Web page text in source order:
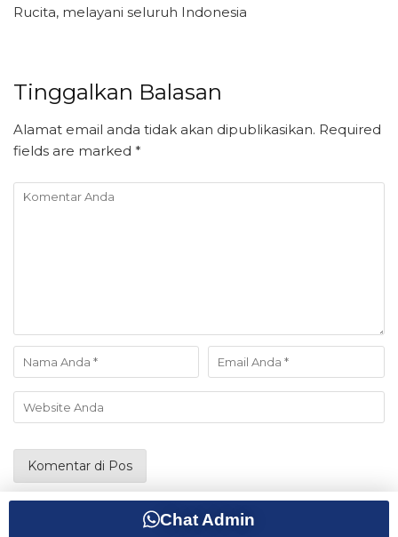
Rucita, melayani seluruh Indonesia
Tinggalkan Balasan
Alamat email anda tidak akan dipublikasikan. Required
fields are marked *
Chat Admin